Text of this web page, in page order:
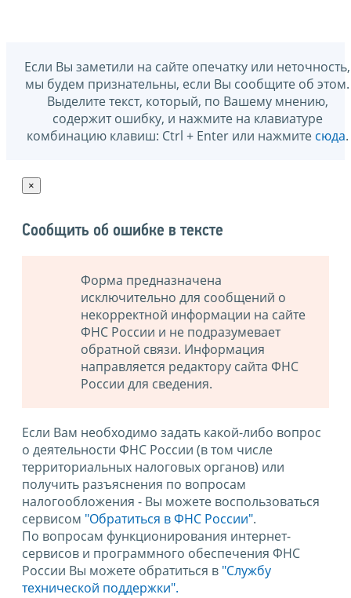
Если Вы заметили на сайте опечатку или неточность,
мы будем признательны, если Вы сообщите об этом.
Выделите текст, который, по Вашему мнению,
содержит ошибку, и нажмите на клавиатуре
комбинацию клавиш: Ctrl + Enter или нажмите сюда.
×
Сообщить об ошибке в тексте
Форма предназначена
исключительно для сообщений о
некорректной информации на сайте
ФНС России и не подразумевает
обратной связи. Информация
направляется редактору сайта ФНС
России для сведения.
Если Вам необходимо задать какой-либо вопрос
о деятельности ФНС России (в том числе
территориальных налоговых органов) или
получить разъяснения по вопросам
налогообложения - Вы можете воспользоваться
сервисом "Обратиться в ФНС России".
По вопросам функционирования интернет-
сервисов и программного обеспечения ФНС
России Вы можете обратиться в "Службу
технической поддержки".